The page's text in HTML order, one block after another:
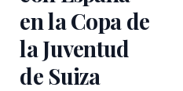
en la Copa de
la Juventud
de Suiza